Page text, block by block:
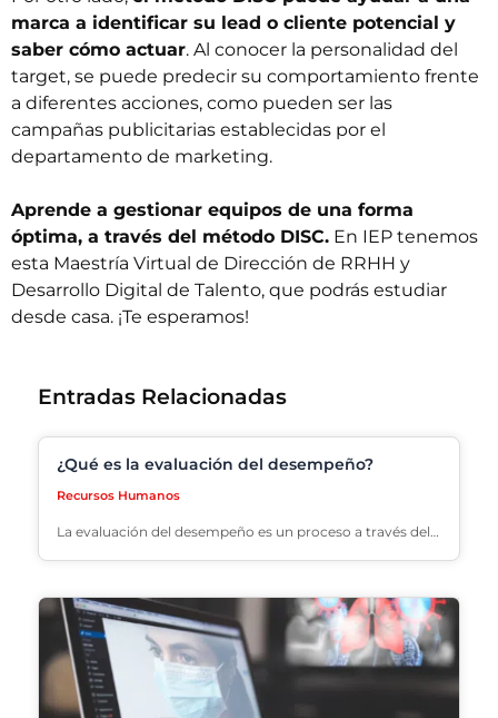
marca a identificar su lead o cliente potencial y
saber cómo actuar. Al conocer la personalidad del
target, se puede predecir su comportamiento frente
a diferentes acciones, como pueden ser las
campañas publicitarias establecidas por el
departamento de marketing.
Aprende a gestionar equipos de una forma
óptima, a través del método DISC. En IEP tenemos
esta Maestría Virtual de Dirección de RRHH y
Desarrollo Digital de Talento, que podrás estudiar
desde casa. ¡Te esperamos!
Entradas Relacionadas
¿Qué es la evaluación del desempeño?
Recursos Humanos
La evaluación del desempeño es un proceso a través del…